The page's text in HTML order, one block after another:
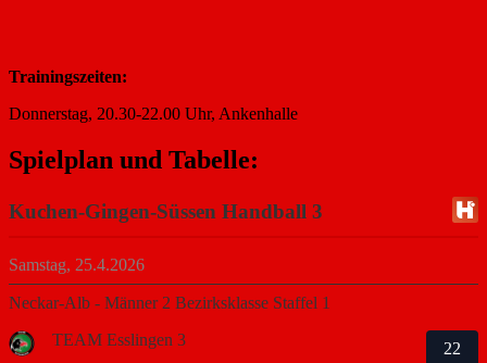
Trainingszeiten:
Donnerstag, 20.30-22.00 Uhr, Ankenhalle
Spielplan und Tabelle:
Kuchen-Gingen-Süssen Handball 3
Samstag, 25.4.2026
Neckar-Alb - Männer 2 Bezirksklasse Staffel 1
TEAM Esslingen 3
22